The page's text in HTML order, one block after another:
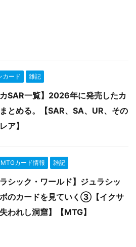
カード 雑記
カSAR一覧】2026年に発売したカ
とめる。【SAR、SA、UR、その
ア】
MTGカード情報 雑記
ラシック・ワールド】ジュラシッ
のカードを見ていく③【イクサ
われし洞窟】【MTG】